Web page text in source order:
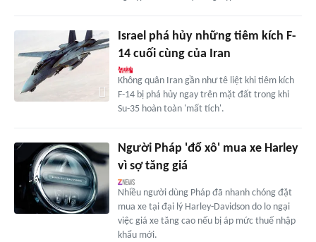
Israel phá hủy những tiêm kích F-
14 cuối cùng của Iran
Không quân Iran gần như tê liệt khi tiêm kích
F-14 bị phá hủy ngay trên mặt đất trong khi
Su-35 hoàn toàn 'mất tích'.
Người Pháp 'đổ xô' mua xe Harley
vì sợ tăng giá
Nhiều người dùng Pháp đã nhanh chóng đặt
mua xe tại đại lý Harley-Davidson do lo ngại
việc giá xe tăng cao nếu bị áp mức thuế nhập
khẩu mới.